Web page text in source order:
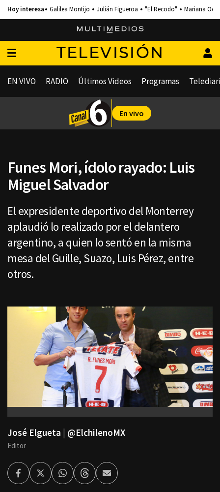
Galilea Montijo Julián Figueroa "El Recodo" Mariana
TELEVISIÓN
EN VIVO RADIO Últimos Videos Programas
En vivo
Funes Mori, ídolo rayado: Luis
Miguel Salvador
El expresidente deportivo del Monterrey
aplaudió lo realizado por el delantero
argentino, a quien lo sentó en la misma
mesa del Guille, Suazo, Luis Pérez, entre
otros.
José Elgueta | @ElchilenoMX
Editor
FacebookTwitterWhatsappThreadsEnviar
por